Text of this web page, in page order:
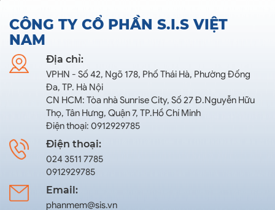
CÔNG TY CỔ PHẦN S.I.S VIỆT
NAM
Địa chỉ:
VPHN - Số 42, Ngõ 178, Phố Thái Hà, Phường Đống
Đa, TP. Hà Nội
CN HCM: Tòa nhà Sunrise City, Số 27 Đ.Nguyễn Hữu
Thọ, Tân Hưng, Quận 7, TP.Hồ Chí Minh
Điện thoại: 0912929785
Điện thoại:
024 3511 7785
0912929785
Email:
phanmem@sis.vn